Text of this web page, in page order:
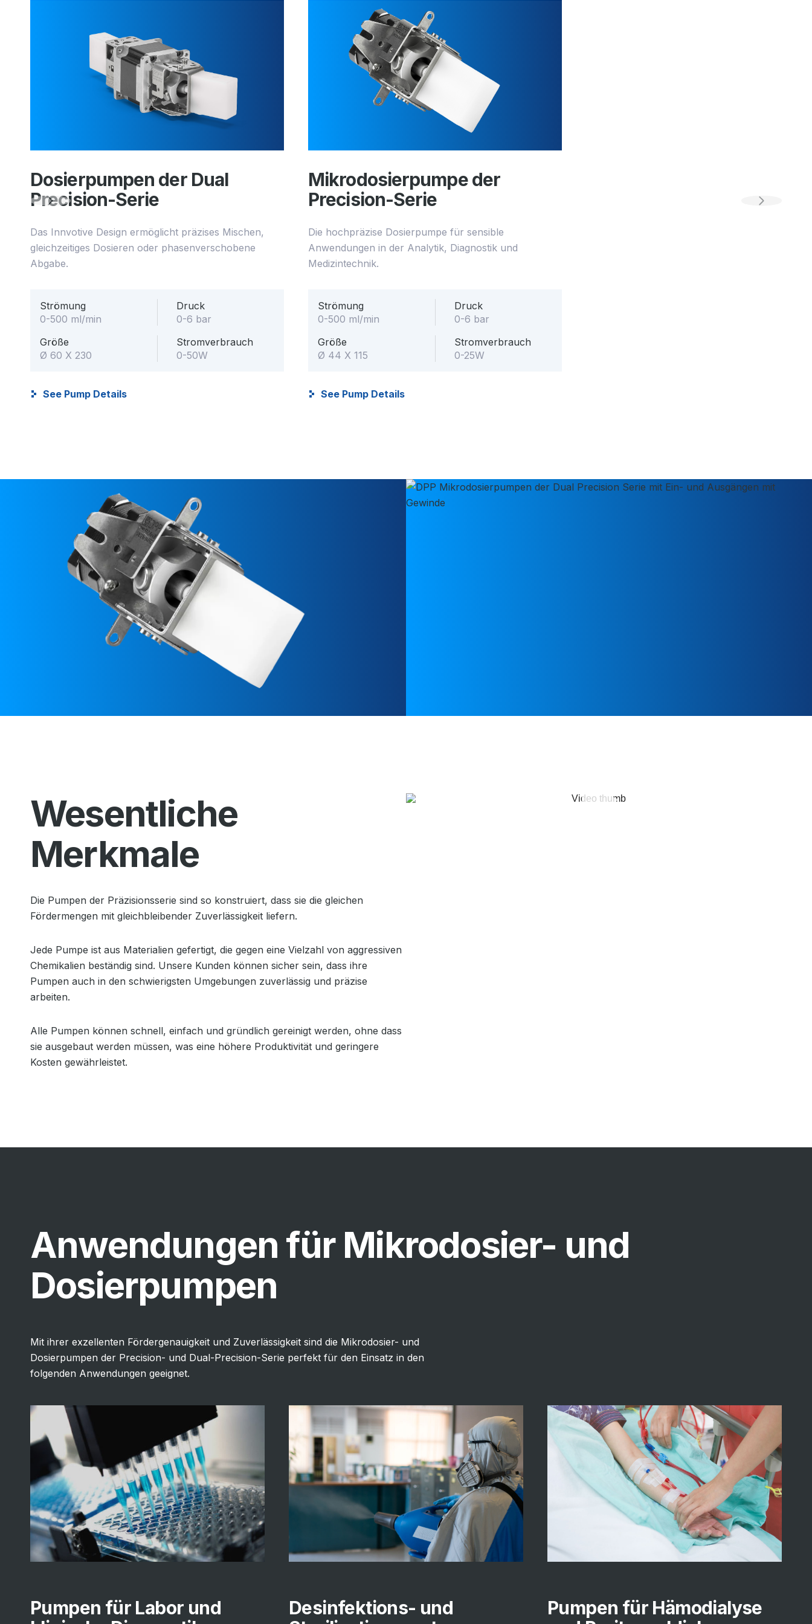
Dosierpumpen der Dual
Precision-Serie
Das Innvotive Design ermöglicht präzises Mischen,
gleichzeitiges Dosieren oder phasenverschobene
Abgabe.
Strömung
0-500 ml/min
Druck
0-6 bar
Größe
Ø 60 X 230
Stromverbrauch
0-50W
See Pump Details
Mikrodosierpumpe der
Precision-Serie
Die hochpräzise Dosierpumpe für sensible
Anwendungen in der Analytik, Diagnostik und
Medizintechnik.
Strömung
0-500 ml/min
Druck
0-6 bar
Größe
Ø 44 X 115
Stromverbrauch
0-25W
See Pump Details
Wesentliche
Merkmale
Die Pumpen der Präzisionsserie sind so konstruiert, dass sie die gleichen
Fördermengen mit gleichbleibender Zuverlässigkeit liefern.
Jede Pumpe ist aus Materialien gefertigt, die gegen eine Vielzahl von aggressiven
Chemikalien beständig sind. Unsere Kunden können sicher sein, dass ihre
Pumpen auch in den schwierigsten Umgebungen zuverlässig und präzise
arbeiten.
Alle Pumpen können schnell, einfach und gründlich gereinigt werden, ohne dass
sie ausgebaut werden müssen, was eine höhere Produktivität und geringere
Kosten gewährleistet.
Anwendungen für Mikrodosier- und
Dosierpumpen
Mit ihrer exzellenten Fördergenauigkeit und Zuverlässigkeit sind die Mikrodosier- und
Dosierpumpen der Precision- und Dual-Precision-Serie perfekt für den Einsatz in den
folgenden Anwendungen geeignet.
Pumpen für Labor und
Desinfektions- und
Pumpen für Hämodialyse